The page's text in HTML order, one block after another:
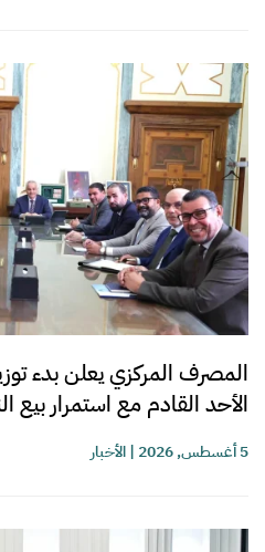
المصرف المركزي يعلن بدء
الأحد القادم مع استمرار بيع
5 أغسطس, 2026 |الأخبار